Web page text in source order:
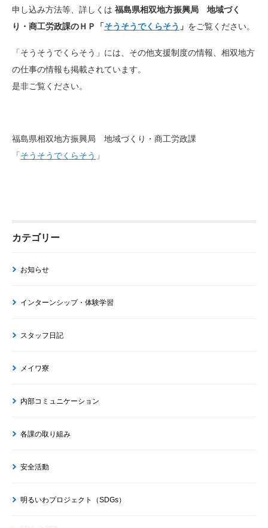
申し込み方法等、詳しくは 福島県相双地方振興局 地域づく
り・商工労政課のＨＰ「そうそうでくらそう 」 をご覧ください。
「そうそうでくらそう」には、その他支援制度の情報、相双地方
の仕事の情報も掲載されています。
是非ご覧ください。
福島県相双地方振興局 地域づくり・商工労政課
「そうそうでくらそう 」
カテゴリー
お知らせ
インターンシップ・体験学習
スタッフ日記
メイワ寮
内部コミュニケーション
各課の取り組み
安全活動
明るいわプロジェクト（SDGs）